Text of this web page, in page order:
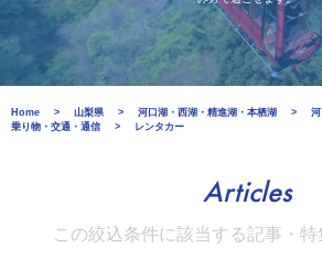
Home 山梨県 河口湖・西湖・精進湖・本栖湖
河
乗り物・交通・通信
レンタカー
Articles
この絞込条件に該当する記事・